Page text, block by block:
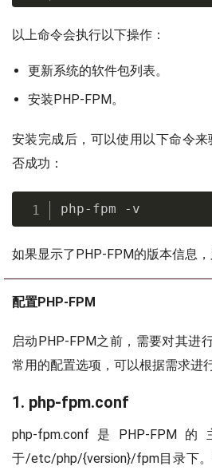
以上命令会执行以下操作：
更新系统的软件包列表。
安装PHP-FPM。
安装完成后，可以使用以下命令
否成功：
php-fpm -v
如果显示了PHP-FPM的版本信息，
配置PHP-FPM
启动PHP-FPM之前，需要对其进
常用的配置选项，可以根据需求进
1. php-fpm.conf
php-fpm.conf是PHP-
于/etc/php/{version}/fpm目录下